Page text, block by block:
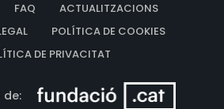
FAQ
ACTUALITZACIONS
POLÍTICA DE COOKIES
DE PRIVACITAT
de: